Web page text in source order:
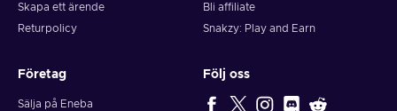
Skapa ett ärende
Returpolicy
Bli affiliate
Snakzy: Play and Earn
Företag
Sälja på Eneba
Följ oss